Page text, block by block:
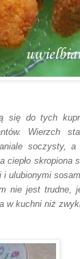
się do tych
Wierzch
soczysty, a
ciepło skropiona
i ulubionymi sos
nie jest trudne,
w kuchni niż